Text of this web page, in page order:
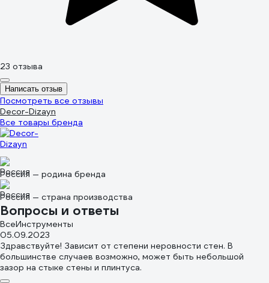
23 отзыва
Написать отзыв
Посмотреть все отзывы
Decor-Dizayn
Все товары бренда
Россия — родина бренда
Россия — страна производства
Вопросы и ответы
ВсеИнструменты
05.09.2023
Здравствуйте! Зависит от степени неровности стен. В
большинстве случаев возможно, может быть небольшой
зазор на стыке стены и плинтуса.